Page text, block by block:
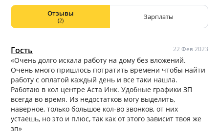
Отзывы
(2) Зарплаты
Гость 22 Фев 2023
«Очень долго искала работу на дому без вложений.
Очень много пришлось потратить времени чтобы найти
работу с оплатой каждый день и все таки нашла.
Работаю в кол центре Аста Инк. Удобные графики ЗП
всегда во время. Из недостатков могу выделить,
наверное, только большое кол-во звонков, от них
устаешь, но это и плюс, так как от этого зависит твоя же
зп»